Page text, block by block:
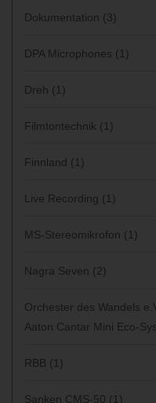
Dokumentation (3)
DPA Microphones (1)
Dreh (1)
Filmtontechnik (1)
Finnland (1)
Live Recording (1)
MS-Stereomikrofon (1)
Nagra Seven (2)
Orchester des Wandels
Aaton Cantar Mini Eco-
RBB (1)
Sanken CMS-50 (1)